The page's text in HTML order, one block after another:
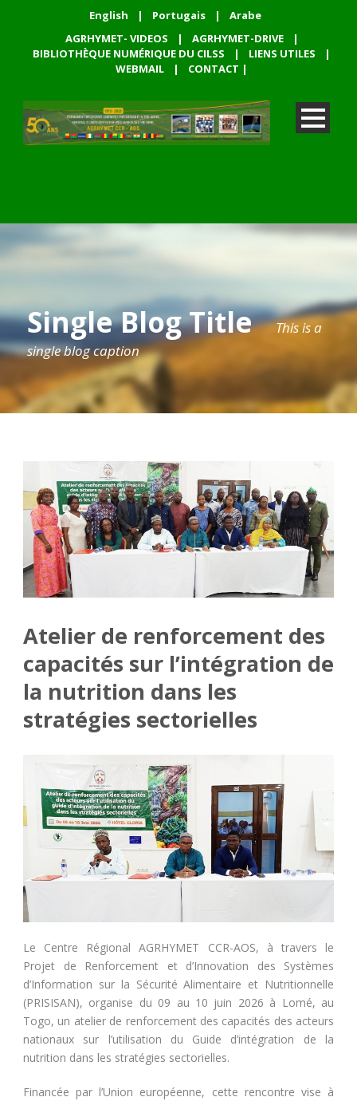
English | Portugais |
Arabe
AGRHYMET- VIDEOS
| AGRHYMET-DRIVE
|
BIBLIOTHÈQUE NUMÉRIQUE DU CILSS
| LIENS UTILES
|
WEBMAIL
| CONTACT |
Single Blog Title
This is a
single blog caption
Atelier de renforcement des
capacités sur l’intégration de
la nutrition dans les
stratégies sectorielles
Le Centre Régional AGRHYMET CCR-AOS, à travers le
Projet de Renforcement et d’Innovation des Systèmes
d’Information sur la Sécurité Alimentaire et Nutritionnelle
(PRISISAN), organise du 09 au 10 juin 2026 à Lomé, au
Togo, un atelier de renforcement des capacités des acteurs
nationaux sur l’utilisation du Guide d’intégration de la
nutrition dans les stratégies sectorielles.
Financée par l’Union européenne, cette rencontre vise à